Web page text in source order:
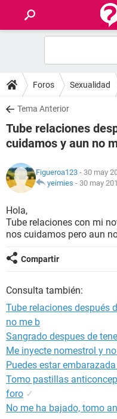
FOROS
SALUD
FAMILIA
NUTRICIÓN
SEXUALIDAD
GLOSARIO
Foros Sexualidad
Tema Anterior
Tube relaciones
cuidamos y aun no
Figueroa123 - 30 may
yeimies - 30 may
Hola,
Tube relaciones con mi
nos cuidamos pero aun
Compartir
Consulta también:
Tube relaciones después
no me b
Sangrado despues de
Me inyecte nomestrol y
Puedes estar
Tomo pastillas
foro ✓
No me ha bajado, tomo